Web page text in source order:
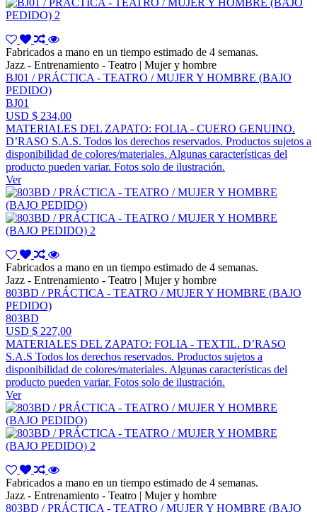
Fabricados a mano en un tiempo estimado de 4 semanas.
Jazz - Entrenamiento - Teatro | Mujer y hombre
BJ01 / PRÁCTICA - TEATRO / MUJER Y HOMBRE (BAJO
PEDIDO)
BJ01
USD $ 234,00
MATERIALES DEL ZAPATO: FOLIA - CUERO GENUINO.
D’RASO S.A.S. Todos los derechos reservados. Productos sujetos a
disponibilidad de colores/materiales. Algunas características del
producto pueden variar. Fotos solo de ilustración.
Ver
Fabricados a mano en un tiempo estimado de 4 semanas.
Jazz - Entrenamiento - Teatro | Mujer y hombre
803BD / PRÁCTICA - TEATRO / MUJER Y HOMBRE (BAJO
PEDIDO)
803BD
USD $ 227,00
MATERIALES DEL ZAPATO: FOLIA - TEXTIL. D’RASO
S.A.S Todos los derechos reservados. Productos sujetos a
disponibilidad de colores/materiales. Algunas características del
producto pueden variar. Fotos solo de ilustración.
Ver
Fabricados a mano en un tiempo estimado de 4 semanas.
Jazz - Entrenamiento - Teatro | Mujer y hombre
803BD / PRÁCTICA - TEATRO / MUJER Y HOMBRE (BAJO